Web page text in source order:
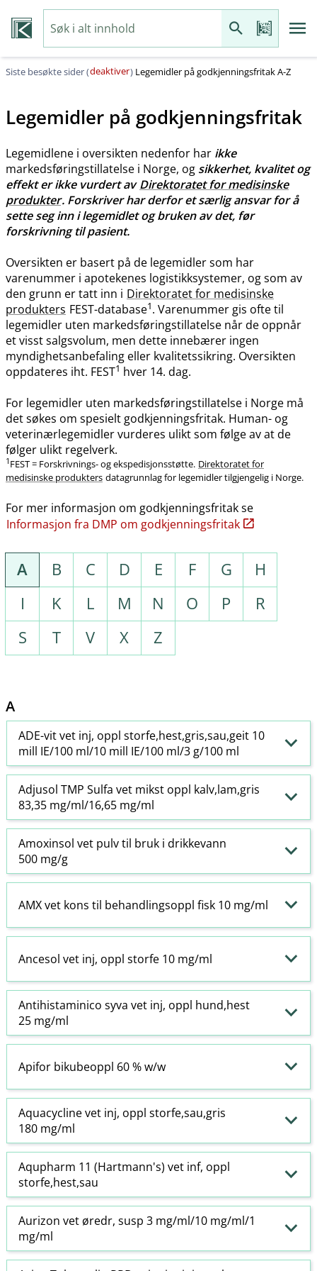
Siste besøkte sider (deaktiver) Legemidler på godkjenningsfritak A-Z
Legemidler på godkjenningsfritak
Legemidlene i oversikten nedenfor har ikke
markedsføringstillatelse i Norge, og sikkerhet, kvalitet og
effekt er ikke vurdert avDirektoratet for medisinske
produkter. Forskriver har derfor et særlig ansvar for å
sette seg inn i legemidlet og bruken av det, før
forskrivning til pasient.
Oversikten er basert på de legemidler som har
varenummer i apotekenes logistikksystemer, og som av
den grunn er tatt inn i Direktoratet for medisinske
produkters FEST-database1. Varenummer gis ofte til
legemidler uten markedsføringstillatelse når de oppnår
et visst salgsvolum, men dette innebærer ingen
myndighetsanbefaling eller kvalitetssikring. Oversikten
oppdateres iht. FEST1 hver 14. dag.
For legemidler uten markedsføringstillatelse i Norge må
det søkes om spesielt godkjenningsfritak. Human- og
veterinærlegemidler vurderes ulikt som følge av at de
følger ulikt regelverk.
1 FEST = Forskrivnings- og ekspedisjonsstøtte. Direktoratet for
medisinske produkters datagrunnlag for legemidler tilgjengelig i Norge.
For mer informasjon om godkjenningsfritak se
Informasjon fra DMP om godkjenningsfritak
A B C D E F G
H
I
K L M N O P
R
S
T V X Z
A
ADE-vit vet inj, oppl storfe,hest,gris,sau,geit 10
mill IE/100 ml/10 mill IE/100 ml/3 g/100 ml
Adjusol TMP Sulfa vet mikst oppl kalv,lam,gris
83,35 mg/ml/16,65 mg/ml
Amoxinsol vet pulv til bruk i drikkevann
500 mg/g
AMX vet kons til behandlingsoppl fisk 10 mg/ml
Ancesol vet inj, oppl storfe 10 mg/ml
Antihistaminico syva vet inj, oppl hund,hest
25 mg/ml
Apifor bikubeoppl 60 % w​/​w
Aquacycline vet inj, oppl storfe,sau,gris
180 mg/ml
Aqupharm 11 (Hartmann's) vet inf, oppl
storfe,hest,sau
Aurizon vet øredr, susp 3 mg/ml/10 mg/ml/1
mg/ml